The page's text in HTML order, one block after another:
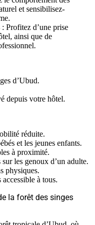
et sensibilisez-
: Profitez d’une prise
ainsi que de
d’Ubud.
depuis votre hôtel.
réduite.
et les jeunes enfants.
à proximité.
les genoux d’un adulte.
physiques.
à tous.
la forêt des singes